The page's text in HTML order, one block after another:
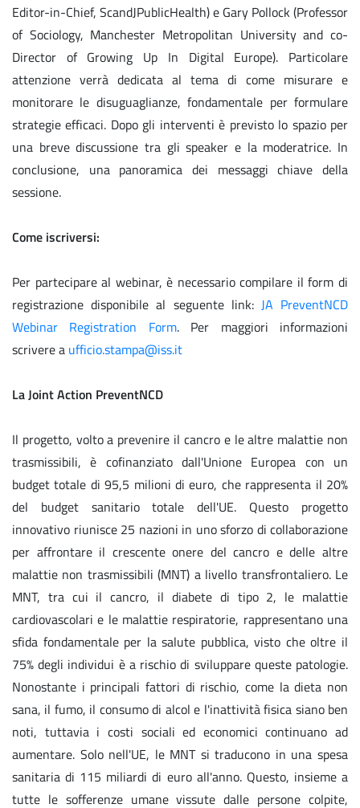
Editor-in-Chief, ScandJPublicHealth) e Gary Pollock (Professor
of Sociology, Manchester Metropolitan University and co-
Director of Growing Up In Digital Europe). Particolare
attenzione verrà dedicata al tema di come misurare e
monitorare le disuguaglianze, fondamentale per formulare
strategie efficaci. Dopo gli interventi è previsto lo spazio per
una breve discussione tra gli speaker e la moderatrice. In
conclusione, una panoramica dei messaggi chiave della
sessione.
Come iscriversi:
Per partecipare al webinar, è necessario compilare il form di
registrazione disponibile al seguente link: JA PreventNCD
Webinar Registration Form. Per maggiori informazioni
scrivere a ufficio.stampa@iss.it
La Joint Action PreventNCD
Il progetto, volto a prevenire il cancro e le altre malattie non
trasmissibili, è cofinanziato dall'Unione Europea con un
budget totale di 95,5 milioni di euro, che rappresenta il 20%
del budget sanitario totale dell'UE. Questo progetto
innovativo riunisce 25 nazioni in uno sforzo di collaborazione
per affrontare il crescente onere del cancro e delle altre
malattie non trasmissibili (MNT) a livello transfrontaliero. Le
MNT, tra cui il cancro, il diabete di tipo 2, le malattie
cardiovascolari e le malattie respiratorie, rappresentano una
sfida fondamentale per la salute pubblica, visto che oltre il
75% degli individui è a rischio di sviluppare queste patologie.
Nonostante i principali fattori di rischio, come la dieta non
sana, il fumo, il consumo di alcol e l'inattività fisica siano ben
noti, tuttavia i costi sociali ed economici continuano ad
aumentare. Solo nell'UE, le MNT si traducono in una spesa
sanitaria di 115 miliardi di euro all'anno. Questo, insieme a
tutte le sofferenze umane vissute dalle persone colpite,